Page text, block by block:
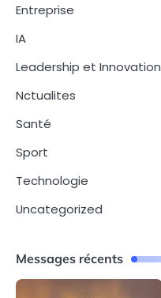
Entreprise
IA
Leadership et Innovation
Nctualites
Santé
Sport
Technologie
Uncategorized
Messages récents